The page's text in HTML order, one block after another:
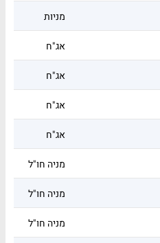
מניות
אג"ח
אג"ח
אג"ח
אג"ח
מניה חו"ל
מניה חו"ל
מניה חו"ל